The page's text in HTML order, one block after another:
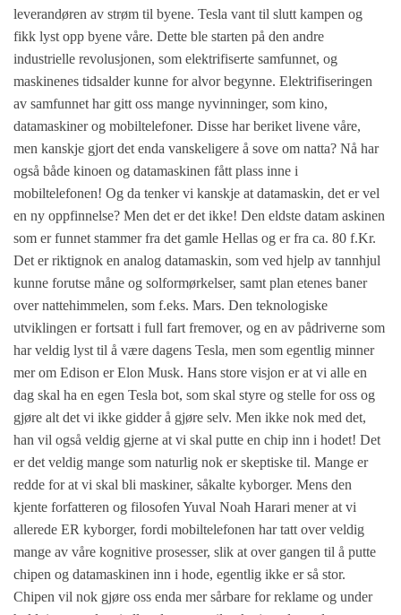
leverandøren av strøm til byene. Tesla vant til slutt kampen og
fikk lyst opp byene våre. Dette ble starten på den andre
industrielle revolusjonen, som elektrifiserte samfunnet, og
maskinenes tidsalder kunne for alvor begynne. Elektrifiseringen
av samfunnet har gitt oss mange nyvinninger, som kino,
datamaskiner og mobiltelefoner. Disse har beriket livene våre,
men kanskje gjort det enda vanskeligere å sove om natta? Nå har
også både kinoen og datamaskinen fått plass inne i
mobiltelefonen! Og da tenker vi kanskje at datamaskin, det er vel
en ny oppfinnelse? Men det er det ikke! Den eldste datam askinen
som er funnet stammer fra det gamle Hellas og er fra ca. 80 f.Kr.
Det er riktignok en analog datamaskin, som ved hjelp av tannhjul
kunne forutse måne og solformørkelser, samt plan etenes baner
over nattehimmelen, som f.eks. Mars. Den teknologiske
utviklingen er fortsatt i full fart fremover, og en av pådriverne som
har veldig lyst til å være dagens Tesla, men som egentlig minner
mer om Edison er Elon Musk. Hans store visjon er at vi alle en
dag skal ha en egen Tesla bot, som skal styre og stelle for oss og
gjøre alt det vi ikke gidder å gjøre selv. Men ikke nok med det,
han vil også veldig gjerne at vi skal putte en chip inn i hodet! Det
er det veldig mange som naturlig nok er skeptiske til. Mange er
redde for at vi skal bli maskiner, såkalte kyborger. Mens den
kjente forfatteren og filosofen Yuval Noah Harari mener at vi
allerede ER kyborger, fordi mobiltelefonen har tatt over veldig
mange av våre kognitive prosesser, slik at over gangen til å putte
chipen og datamaskinen inn i hode, egentlig ikke er så stor.
Chipen vil nok gjøre oss enda mer sårbare for reklame og under